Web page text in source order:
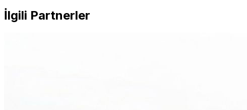
İlgili Partnerler